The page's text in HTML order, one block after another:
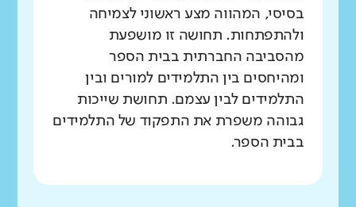
בסיסי, המהווה מצע ראשוני לצמיחה
ולהתפתחות. תחושה זו מושפעת
מהסביבה החברתית בבית הספר
ומהיחסים בין התלמידים למורים ובין
התלמידים לבין עצמם. תחושת שייכות
גבוהה משפרת את התפקוד של התלמידים
בבית הספר.